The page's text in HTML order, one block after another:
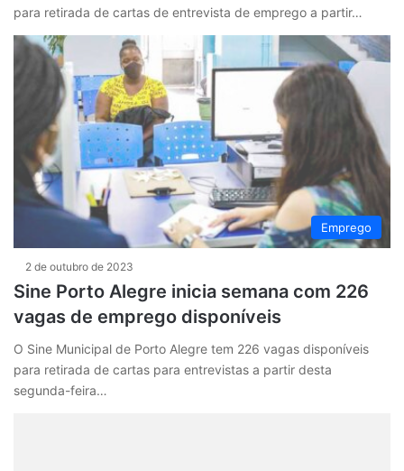
para retirada de cartas de entrevista de emprego a partir…
Emprego
2 de outubro de 2023
Sine Porto Alegre inicia semana com 226
vagas de emprego disponíveis
O Sine Municipal de Porto Alegre tem 226 vagas disponíveis
para retirada de cartas para entrevistas a partir desta
segunda-feira…